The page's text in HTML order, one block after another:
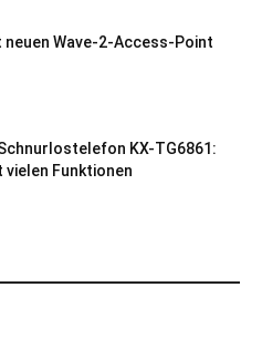
neuen Wave-2-Access-Point
KX-TG6861:
vielen Funktionen